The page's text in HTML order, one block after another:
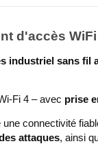
d'accès WiFi
industriel sans fil
Fi 4 – avec prise
connectivité
attaques, ainsi